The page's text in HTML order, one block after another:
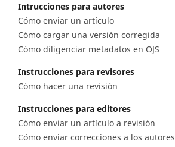
Intrucciones para autores
Cómo enviar un artículo
Cómo cargar una versión corregida
Cómo diligenciar metadatos en OJS
Instrucciones para revisores
Cómo hacer una revisión
Instrucciones para editores
Cómo enviar un artículo a revisión
Cómo enviar correcciones a los autores